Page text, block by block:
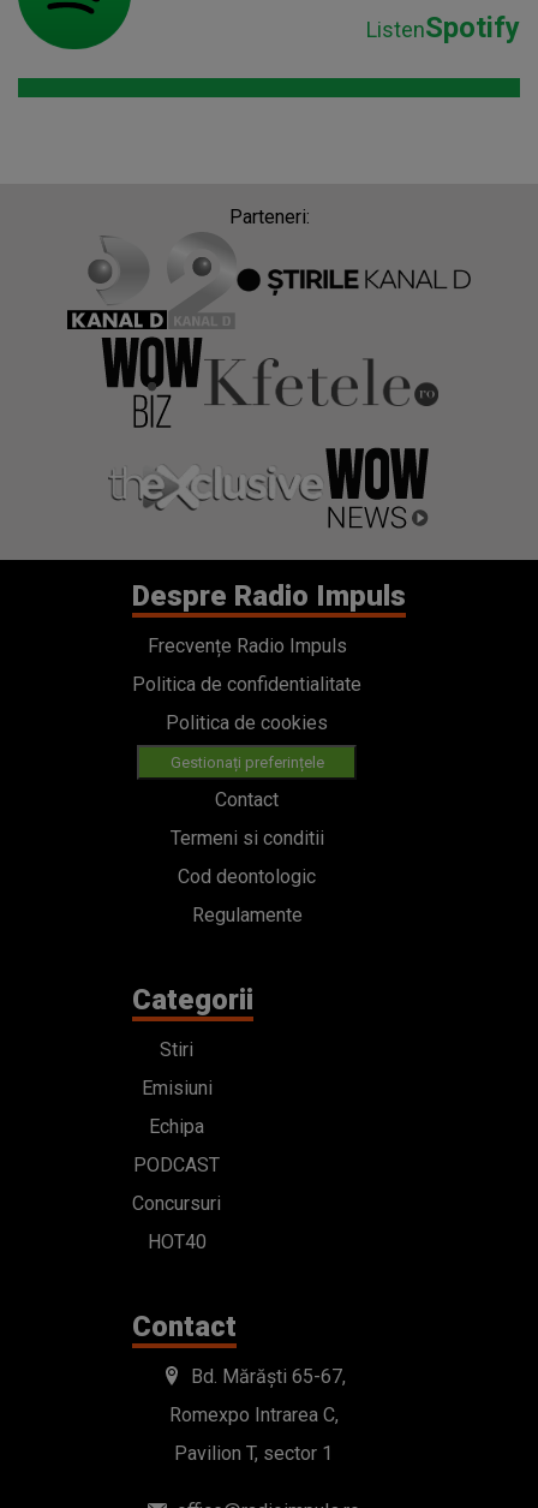
ListenSpotify
Parteneri:
Despre Radio Impuls
Frecvențe Radio Impuls
Politica de confidentialitate
Politica de cookies
Gestionați preferințele
Contact
Termeni si conditii
Cod deontologic
Regulamente
Categorii
Stiri
Emisiuni
Echipa
PODCAST
Concursuri
HOT40
Contact
Bd. Mărăști 65-67,
Romexpo Intrarea C,
Pavilion T, sector 1